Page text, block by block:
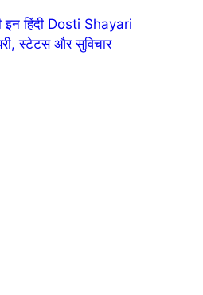
इन हिंदी Dosti Shayari
स्टेटस और सुविचार